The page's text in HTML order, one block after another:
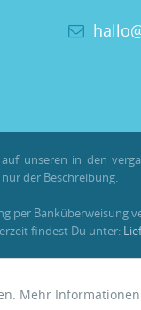
unseren in den
der Beschreibung.
Banküberweisung
findest Du unter:
Mehr